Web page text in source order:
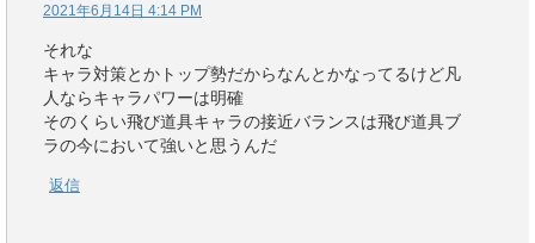
2021年6月14日 4:14 PM
それな
キャラ対策とかトップ勢だからなんとかなってるけど凡
人ならキャラパワーは明確
そのくらい飛び道具キャラの接近バランスは飛び道具ブ
ラの今において強いと思うんだ
返信